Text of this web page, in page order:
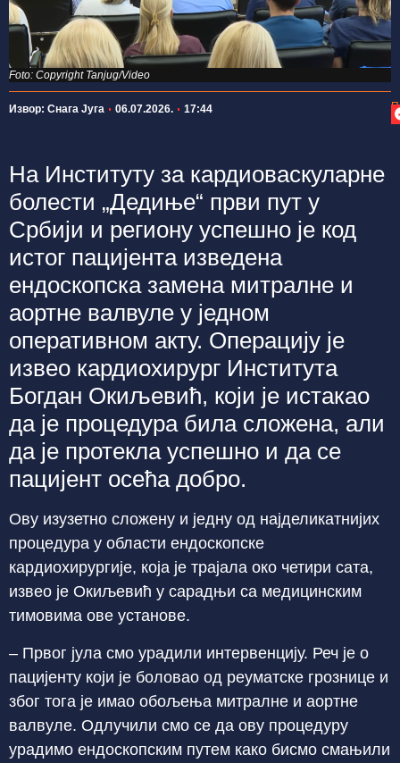
Foto: Copyright Tanjug/Video
Извор: Снага Југа 06.07.2026. 17:44
На Институту за кардиоваскуларне
болести „Дедиње“ први пут у
Србији и региону успешно је код
истог пацијента изведена
ендоскопска замена митралне и
аортне валвуле у једном
оперативном акту. Операцију је
извео кардиохирург Института
Богдан Окиљевић, који је истакао
да је процедура била сложена, али
да је протекла успешно и да се
пацијент осећа добро.
Ову изузетно сложену и једну од најделикатнијих
процедура у области ендоскопске
кардиохирургије, која је трајала око четири сата,
извео је Окиљевић у сарадњи са медицинским
тимовима ове установе.
– Првог јула смо урадили интервенцију. Реч је о
пацијенту који је боловао од реуматске грознице и
због тога је имао обољења митралне и аортне
валвуле. Одлучили смо се да ову процедуру
урадимо ендоскопским путем како бисмо смањили